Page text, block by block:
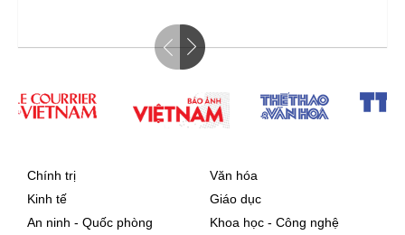
Chính trị
Kinh tế
An ninh - Quốc phòng
Văn hóa
Giáo dục
Khoa học - Công nghệ